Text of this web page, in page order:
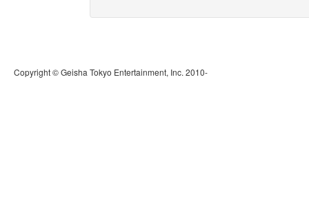
Copyright © Geisha Tokyo Entertainment, Inc. 2010-